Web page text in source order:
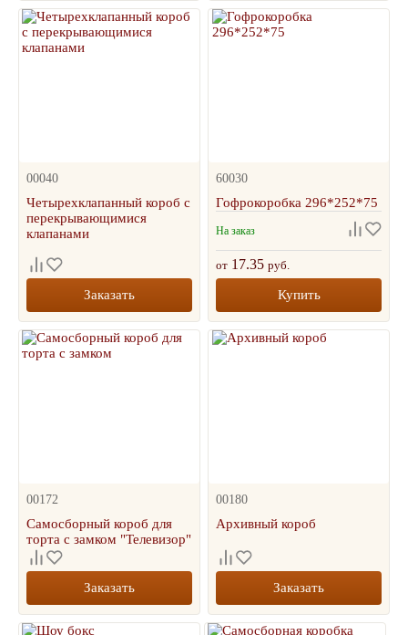
00040
Четырехклапанный короб с
перекрывающимися
клапанами
Заказать
60030
Гофрокоробка 296*252*75
На заказ
от 17.35руб.
Купить
00172
Самосборный короб для
торта с замком "Телевизор"
Заказать
00180
Архивный короб
Заказать